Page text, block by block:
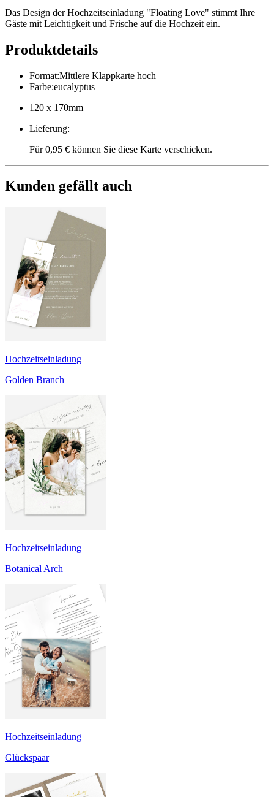
Das Design der Hochzeitseinladung "Floating Love" stimmt Ihre
Gäste mit Leichtigkeit und Frische auf die Hochzeit ein.
Produktdetails
Format:Mittlere Klappkarte hoch
Farbe:eucalyptus
120 x 170mm
Lieferung:
Für 0,95 € können Sie diese Karte verschicken.
Kunden gefällt auch
Hochzeitseinladung
Golden Branch
Hochzeitseinladung
Botanical Arch
Hochzeitseinladung
Glückspaar